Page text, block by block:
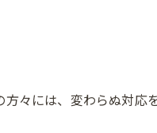
々には、変わらぬ対応